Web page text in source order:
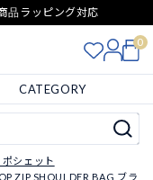
品ラッピング対応
0
CATEGORY
シェット
ZIP SHOULDER BAG ブラ